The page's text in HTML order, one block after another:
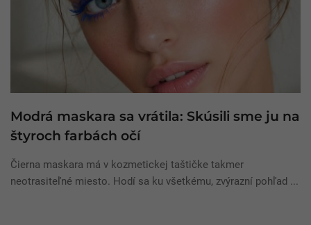
Modrá maskara sa vrátila: Skúsili sme ju na
štyroch farbách očí
Čierna maskara má v kozmetickej taštičke takmer
neotrasiteľné miesto. Hodí sa ku všetkému, zvýrazní pohľad ...